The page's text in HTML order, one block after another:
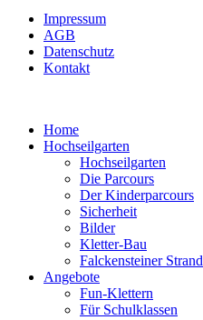
Impressum
AGB
Datenschutz
Kontakt
Home
Hochseilgarten
Hochseilgarten
Die Parcours
Der Kinderparcours
Sicherheit
Bilder
Kletter-Bau
Falckensteiner Strand
Angebote
Fun-Klettern
Für Schulklassen